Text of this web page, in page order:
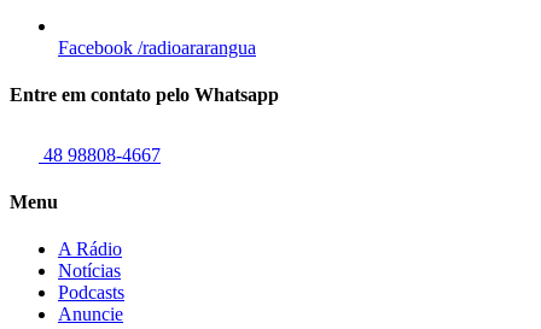
Facebook /radioararangua
Entre em contato pelo Whatsapp
48 98808-4667
Menu
A Rádio
Notícias
Podcasts
Anuncie